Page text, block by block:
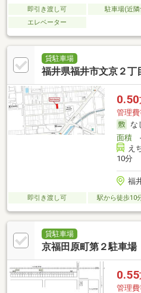
即引き渡し可 駐車場(近隣
エレベーター
貸駐車場
福井県福井市文京２丁
0.50
管理
な
面積
え
10分
福
即引き渡し可 駅から徒歩10
貸駐車場
京福田原町第２駐車場
0.55
管理